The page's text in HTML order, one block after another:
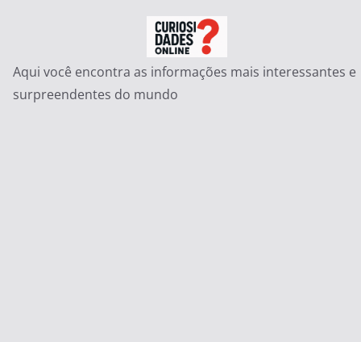
conteúdo
Aqui você encontra as informações mais interessantes e
surpreendentes do mundo